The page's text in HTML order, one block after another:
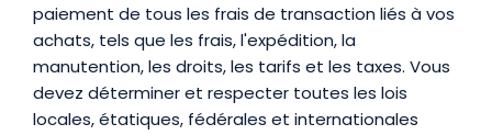
paiement de tous les frais de transaction liés à vos
achats, tels que les frais, l'expédition, la
manutention, les droits, les tarifs et les taxes. Vous
devez déterminer et respecter toutes les lois
locales, étatiques, fédérales et internationales